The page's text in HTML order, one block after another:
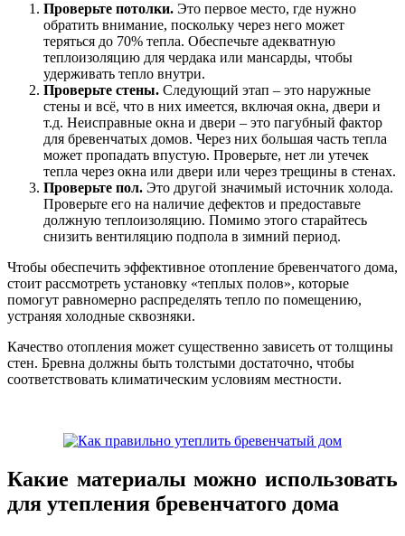
Проверьте потолки. Это первое место, где нужно
обратить внимание, поскольку через него может
теряться до 70% тепла. Обеспечьте адекватную
теплоизоляцию для чердака или мансарды, чтобы
удерживать тепло внутри.
Проверьте стены. Следующий этап – это наружные
стены и всё, что в них имеется, включая окна, двери и
т.д. Неисправные окна и двери – это пагубный фактор
для бревенчатых домов. Через них большая часть тепла
может пропадать впустую. Проверьте, нет ли утечек
тепла через окна или двери или через трещины в стенах.
Проверьте пол. Это другой значимый источник холода.
Проверьте его на наличие дефектов и предоставьте
должную теплоизоляцию. Помимо этого старайтесь
снизить вентиляцию подпола в зимний период.
Чтобы обеспечить эффективное отопление бревенчатого дома,
стоит рассмотреть установку «теплых полов», которые
помогут равномерно распределять тепло по помещению,
устраняя холодные сквозняки.
Качество отопления может существенно зависеть от толщины
стен. Бревна должны быть толстыми достаточно, чтобы
соответствовать климатическим условиям местности.
Какие материалы можно использовать
для утепления бревенчатого дома